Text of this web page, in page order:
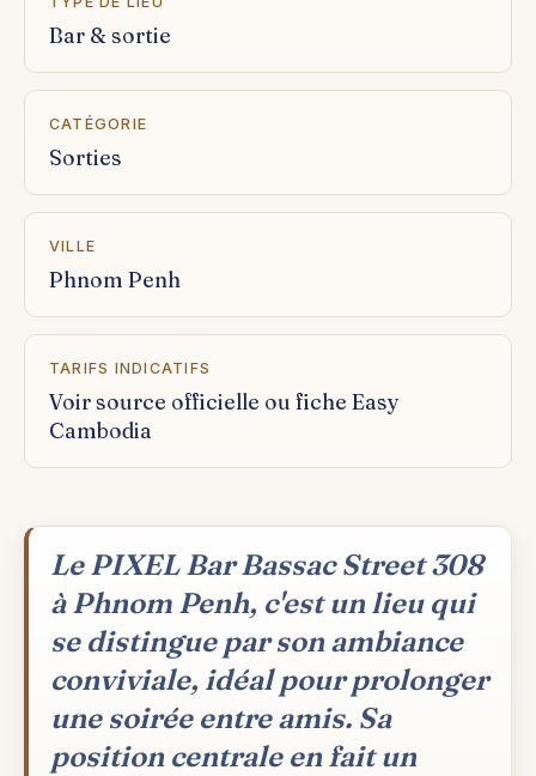
Bar & sortie
CATÉGORIE
Sorties
VILLE
Phnom Penh
TARIFS INDICATIFS
Voir source officielle ou fiche Easy
Cambodia
Le PIXEL Bar Bassac Street 308
à Phnom Penh, c'est un lieu qui
se distingue par son ambiance
conviviale, idéal pour prolonger
une soirée entre amis. Sa
position centrale en fait un